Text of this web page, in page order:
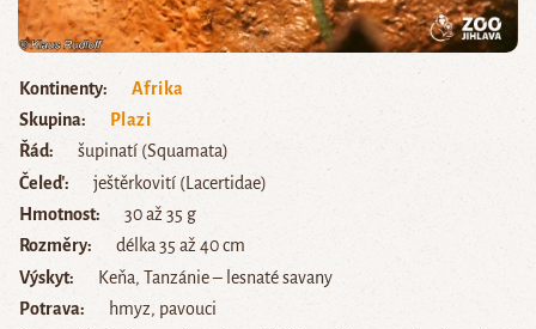
Kontinenty
Afrika
Skupina
Plazi
Řád
šupinatí (Squamata)
Čeleď
ještěrkovití (Lacertidae)
Hmotnost
30 až 35 g
Rozměry
délka 35 až 40 cm
Výskyt
Keňa, Tanzánie – lesnaté savany
Potrava
hmyz, pavouci